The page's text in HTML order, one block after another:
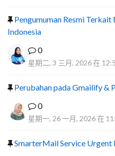
Pengumuman Resmi
Indonesia
0
星期二, 3 三月, 2026 在
Perubahan pada Gmailify &
0
星期一, 26 一月, 2026 在
SmarterMail Service Urgent